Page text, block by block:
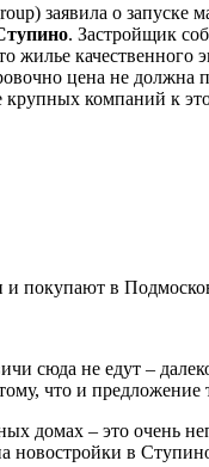
заявила о запуске
. Застройщик
качественного
цена не должна
компаний к
и покупают в
сюда не едут –
что и предложение
домах – это
новостройки в